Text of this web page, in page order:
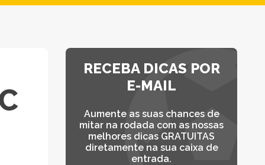
RECEBA DICAS POR
E-MAIL
Aumente as suas chances de
mitar na rodada com as nossas
melhores dicas GRATUITAS
diretamente na sua caixa de
entrada.